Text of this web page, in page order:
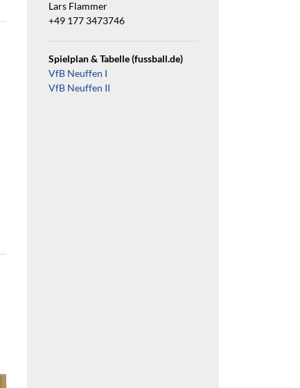
Lars Flammer
+49 177 3473746
Spielplan & Tabelle (fussball.de)
VfB Neuffen I
VfB Neuffen II